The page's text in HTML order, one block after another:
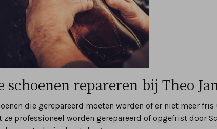
schoenen repareren bij Theo
die gerepareerd moeten worden of er niet meer
ze professioneel worden gerepareerd of opgefrist door